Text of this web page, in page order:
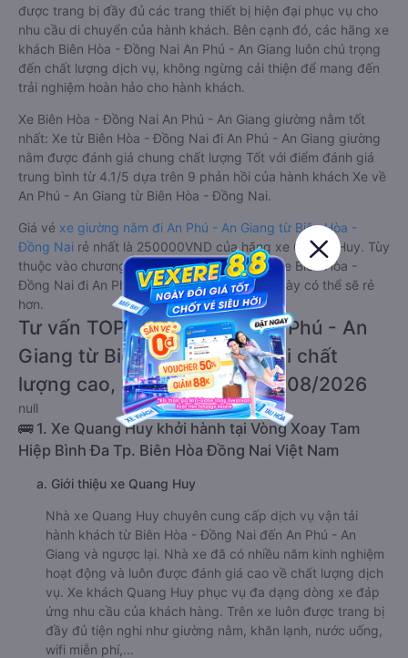
được trang bị đầy đủ các trang thiết bị hiện đại phục vụ cho
nhu cầu di chuyển của hành khách. Bên cạnh đó, các hãng xe
khách Biên Hòa - Đồng Nai An Phú - An Giang luôn chú trọng
đến chất lượng dịch vụ, không ngừng cải thiện để mang đến
trải nghiệm hoàn hảo cho hành khách.
Xe Biên Hòa - Đồng Nai An Phú - An Giang giường nằm tốt
nhất: Xe từ Biên Hòa - Đồng Nai đi An Phú - An Giang giường
nằm được đánh giá chung chất lượng Tốt với điểm đánh giá
trung bình từ 4.1/5 dựa trên 9 phản hồi của hành khách Xe về
An Phú - An Giang từ Biên Hòa - Đồng Nai.
Giá vé xe giường nằm đi An Phú - An Giang từ Biên Hòa -
Đồng Nai rẻ nhất là 250000VND của hãng xe Quang Huy. Tùy
thuộc vào chương trình khuyến mãi, giá vé Xe Biên Hòa -
Đồng Nai đi An Phú - An Giang giường nằm này có thể sẽ rẻ
hơn.
Tư vấn TOP 1 xe khách đi An Phú - An
Giang từ Biên Hòa - Đồng Nai chất
lượng cao, uy tín, giá rẻ nhất 08/2026
null
🚌 1. Xe Quang Huy khởi hành tại Vòng Xoay Tam
Hiệp Bình Đa Tp. Biên Hòa Đồng Nai Việt Nam
a. Giới thiệu xe Quang Huy
Nhà xe Quang Huy chuyên cung cấp dịch vụ vận tải
hành khách từ Biên Hòa - Đồng Nai đến An Phú - An
Giang và ngược lại. Nhà xe đã có nhiều năm kinh nghiệm
hoạt động và luôn được đánh giá cao về chất lượng dịch
vụ. Xe khách Quang Huy phục vụ đa dạng dòng xe đáp
ứng nhu cầu của khách hàng. Trên xe luôn được trang bị
đầy đủ tiện nghi như giường nằm, khăn lạnh, nước uống,
wifi miễn phí,...